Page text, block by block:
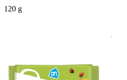
120 g